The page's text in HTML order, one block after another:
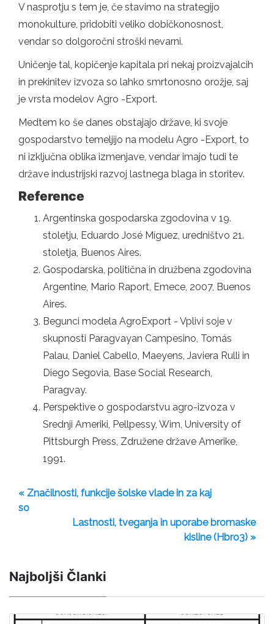
V nasprotju s tem je, če stavimo na strategijo
monokulture, pridobiti veliko dobičkonosnost,
vendar so dolgoročni stroški nevarni.
Uničenje tal, kopičenje kapitala pri nekaj proizvajalcih
in prekinitev izvoza so lahko smrtonosno orožje, saj
je vrsta modelov Agro -Export.
Medtem ko še danes obstajajo države, ki svoje
gospodarstvo temeljijo na modelu Agro -Export, to
ni izključna oblika izmenjave, vendar imajo tudi te
države industrijski razvoj lastnega blaga in storitev.
Reference
Argentinska gospodarska zgodovina v 19.
stoletju, Eduardo José Míguez, uredništvo 21.
stoletja, Buenos Aires.
Gospodarska, politična in družbena zgodovina
Argentine, Mario Raport, Emece, 2007, Buenos
Aires.
Begunci modela AgroExport - Vplivi soje v
skupnosti Paragvayan Campesino, Tomás
Palau, Daniel Cabello, Maeyens, Javiera Rulli in
Diego Segovia, Base Social Research,
Paragvay.
Perspektive o gospodarstvu agro-izvoza v
Srednji Ameriki, Pellpessy, Wim, University of
Pittsburgh Press, Združene države Amerike,
1991.
« Značilnosti, funkcije šolske vlade in za kaj
so
Lastnosti, tveganja in uporabe bromaske
kisline (Hbro3) »
Najboljši Članki